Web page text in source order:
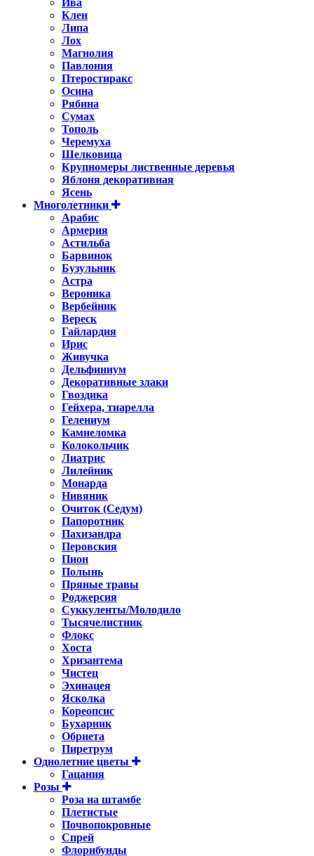
Ива
Клен
Липа
Лох
Магнолия
Павлония
Птеростиракс
Осина
Рябина
Сумах
Тополь
Черемуха
Шелковица
Крупномеры лиственные деревья
Яблоня декоративная
Ясень
Многолетники
Арабис
Армерия
Астильбa
Барвинок
Бузульник
Астра
Вероника
Вербейник
Вереск
Гайлардия
Ирис
Живучка
Дельфиниум
Декоративные злаки
Гвоздика
Гейхера, тиарелла
Гелениум
Камнеломка
Колокольчик
Лиатрис
Лилейник
Монарда
Нивяник
Очиток (Седум)
Папоротник
Пахизандра
Перовския
Пион
Полынь
Пряные травы
Роджерсия
Суккуленты/Молодило
Тысячелистник
Флокс
Хоста
Хризантема
Чистец
Эхинацея
Ясколка
Кореопсис
Бухарник
Обриета
Пиретрум
Однолетние цветы
Гацания
Розы
Роза на штамбе
Плетистые
Почвопокровные
Спрей
Флорибунды